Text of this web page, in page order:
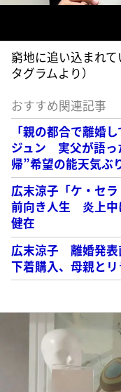
窮地に追い込まれ
タグラムより）
おすすめ関連記事
「親の都合で離婚
ジュン 実父が語っ
帰”希望の能天気ぶ
広末涼子「ケ・セ
前向き人生 炎上中
健在
広末涼子 離婚発表
下着購入、母親と